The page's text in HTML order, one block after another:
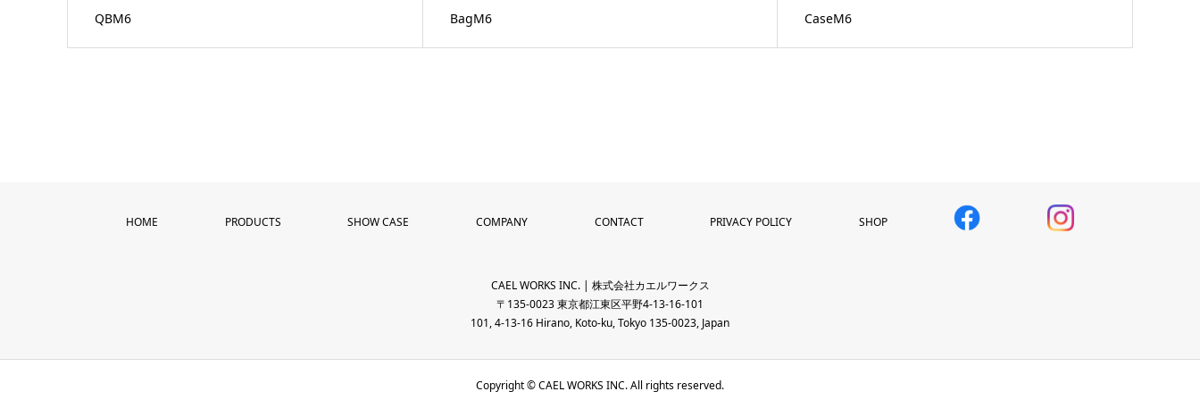
QBM6 BagM6 CaseM6
HOME PRODUCTS SHOW CASE COMPANY CONTACT PRIVACY POLICY SHOP
CAEL WORKS INC. | 株式会社カエルワークス
〒135-0023 東京都江東区平野4-13-16-101
101, 4-13-16 Hirano, Koto-ku, Tokyo 135-0023, Japan
Copyright © CAEL WORKS INC. All rights reserved.